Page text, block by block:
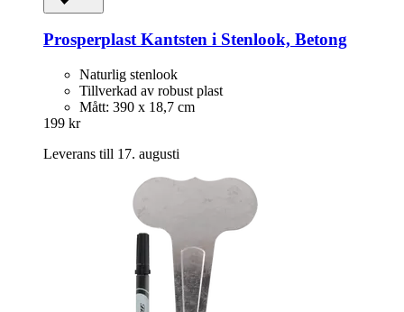
ProsperplastKantsten i Stenlook, Betong
Naturlig stenlook
Tillverkad av robust plast
Mått: 390 x 18,7 cm
199 kr
Leverans till 17. augusti